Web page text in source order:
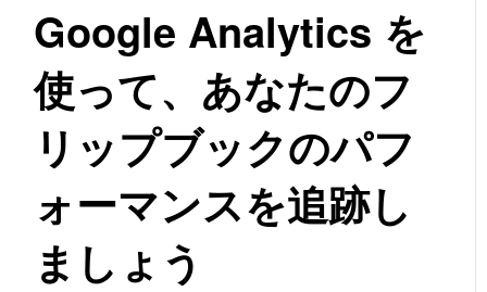
Google Analytics を
使って、あなたのフ
リップブックのパフ
ォーマンスを追跡し
ましょう